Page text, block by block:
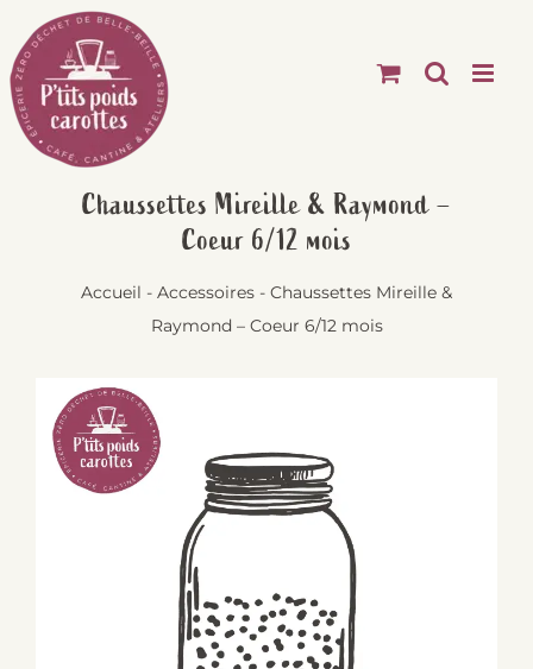
Passer
au
contenu
Chaussettes Mireille & Raymond –
Coeur 6/12 mois
Accueil - Accessoires - Chaussettes Mireille &
Raymond – Coeur 6/12 mois